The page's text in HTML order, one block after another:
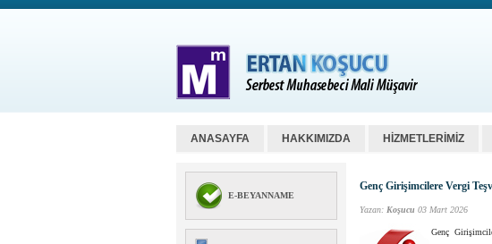
ANASAYFA HAKKIMIZDA HİZMETLERİMİZ
E-BEYANNAME
Genç Girişimcilere Vergi
Yazan: Koşucu 03 Mart 2026
Genç